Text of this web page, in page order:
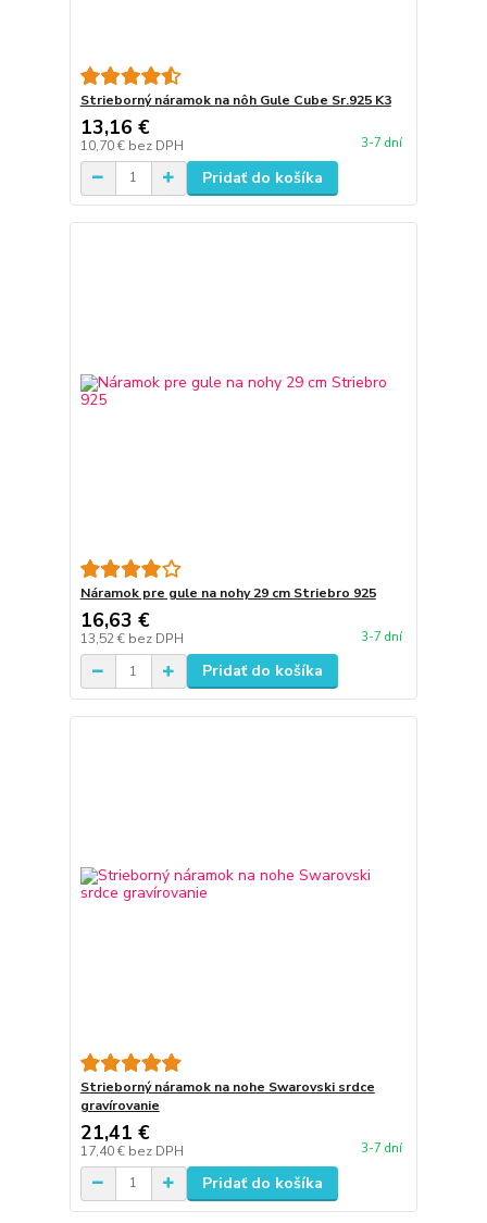
Strieborný náramok na nôh Gule Cube Sr.925 K3
13,16 €
10,70 € bez DPH 3-7 dní
Pridať do košíka
Náramok pre gule na nohy 29 cm Striebro 925
16,63 €
13,52 € bez DPH 3-7 dní
Pridať do košíka
Strieborný náramok na nohe Swarovski srdce
gravírovanie
21,41 €
17,40 € bez DPH 3-7 dní
Pridať do košíka